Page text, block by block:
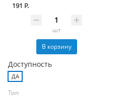
191 Р.
шт
В корзину
Доступность
ДА
Тип